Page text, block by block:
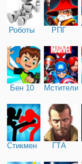
Роботы РПГ
Бен 10 Мстители
Стикмен ГТА